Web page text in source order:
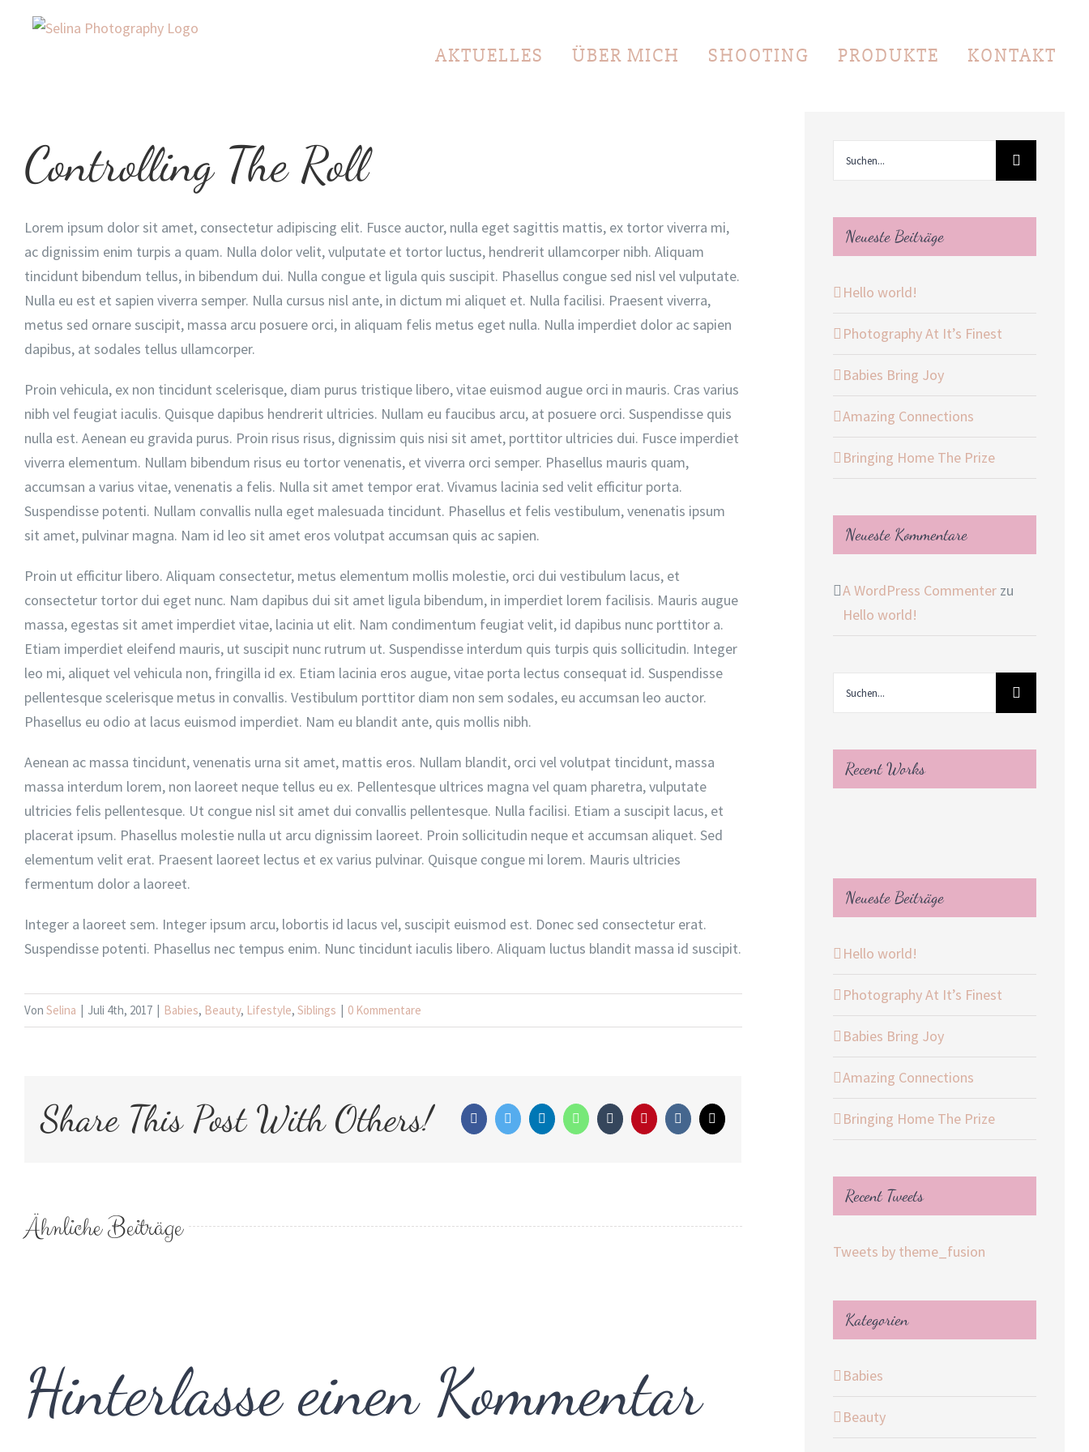
Inhalt
AKTUELLES ÜBER MICH SHOOTING PRODUKTE KONTAKT
grösseres
Bild
Controlling The Roll
Lorem ipsum dolor sit amet, consectetur adipiscing elit. Fusce auctor, nulla eget sagittis mattis, ex tortor viverra mi,
ac dignissim enim turpis a quam. Nulla dolor velit, vulputate et tortor luctus, hendrerit ullamcorper nibh. Aliquam
tincidunt bibendum tellus, in bibendum dui. Nulla congue et ligula quis suscipit. Phasellus congue sed nisl vel vulputate.
Nulla eu est et sapien viverra semper. Nulla cursus nisl ante, in dictum mi aliquet et. Nulla facilisi. Praesent viverra,
metus sed ornare suscipit, massa arcu posuere orci, in aliquam felis metus eget nulla. Nulla imperdiet dolor ac sapien
dapibus, at sodales tellus ullamcorper.
Proin vehicula, ex non tincidunt scelerisque, diam purus tristique libero, vitae euismod augue orci in mauris. Cras varius
nibh vel feugiat iaculis. Quisque dapibus hendrerit ultricies. Nullam eu faucibus arcu, at posuere orci. Suspendisse quis
nulla est. Aenean eu gravida purus. Proin risus risus, dignissim quis nisi sit amet, porttitor ultricies dui. Fusce imperdiet
viverra elementum. Nullam bibendum risus eu tortor venenatis, et viverra orci semper. Phasellus mauris quam,
accumsan a varius vitae, venenatis a felis. Nulla sit amet tempor erat. Vivamus lacinia sed velit efficitur porta.
Suspendisse potenti. Nullam convallis nulla eget malesuada tincidunt. Phasellus et felis vestibulum, venenatis ipsum
sit amet, pulvinar magna. Nam id leo sit amet eros volutpat accumsan quis ac sapien.
Proin ut efficitur libero. Aliquam consectetur, metus elementum mollis molestie, orci dui vestibulum lacus, et
consectetur tortor dui eget nunc. Nam dapibus dui sit amet ligula bibendum, in imperdiet lorem facilisis. Mauris augue
massa, egestas sit amet imperdiet vitae, lacinia ut elit. Nam condimentum feugiat velit, id dapibus nunc porttitor a.
Etiam imperdiet eleifend mauris, ut suscipit nunc rutrum ut. Suspendisse interdum quis turpis quis sollicitudin. Integer
leo mi, aliquet vel vehicula non, fringilla id ex. Etiam lacinia eros augue, vitae porta lectus consequat id. Suspendisse
pellentesque scelerisque metus in convallis. Vestibulum porttitor diam non sem sodales, eu accumsan leo auctor.
Phasellus eu odio at lacus euismod imperdiet. Nam eu blandit ante, quis mollis nibh.
Aenean ac massa tincidunt, venenatis urna sit amet, mattis eros. Nullam blandit, orci vel volutpat tincidunt, massa
massa interdum lorem, non laoreet neque tellus eu ex. Pellentesque ultrices magna vel quam pharetra, vulputate
ultricies felis pellentesque. Ut congue nisl sit amet dui convallis pellentesque. Nulla facilisi. Etiam a suscipit lacus, et
placerat ipsum. Phasellus molestie nulla ut arcu dignissim laoreet. Proin sollicitudin neque et accumsan aliquet. Sed
elementum velit erat. Praesent laoreet lectus et ex varius pulvinar. Quisque congue mi lorem. Mauris ultricies
fermentum dolor a laoreet.
Integer a laoreet sem. Integer ipsum arcu, lobortis id lacus vel, suscipit euismod est. Donec sed consectetur erat.
Suspendisse potenti. Phasellus nec tempus enim. Nunc tincidunt iaculis libero. Aliquam luctus blandit massa id suscipit.
Von Selina | Juli 4th, 2017 | Babies, Beauty, Lifestyle, Siblings | 0 Kommentare
Share This Post With Others! FacebookTwitter LinkedInWhatsAppTumblr PinterestVk
E-
Mail
Ähnliche Beiträge
Hinterlasse einen Kommentar
Neueste Beiträge
Hello world!
Photography At It’s Finest
Babies Bring Joy
Amazing Connections
Bringing Home The Prize
Neueste Kommentare
A WordPress Commenter zu
Hello world!
Recent Works
Neueste Beiträge
Hello world!
Photography At It’s Finest
Babies Bring Joy
Amazing Connections
Bringing Home The Prize
Recent Tweets
Tweets by theme_fusion
Kategorien
Babies
Beauty